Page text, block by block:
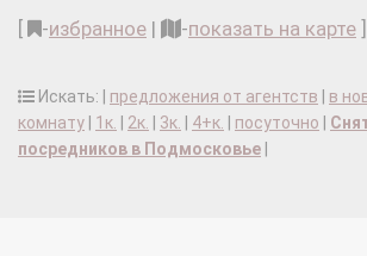
-избранное | -показать на карте
Искать: | предложения от агентств в
комнату
1к. 2к. 3к. 4+к. посуточно
посредников в Подмосковье